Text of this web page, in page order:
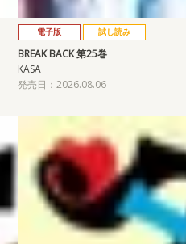
電子版 試し読み
BREAK BACK 第25巻
KASA
発売日：2026.08.06